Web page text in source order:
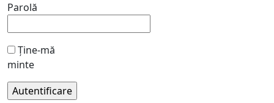
Parolă
Ține-mă
minte